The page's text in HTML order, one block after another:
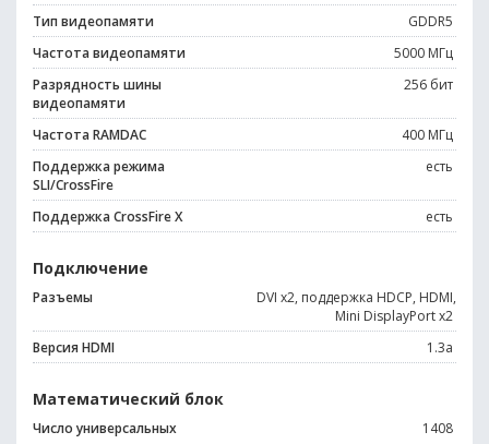
Тип видеопамяти
GDDR5
Частота видеопамяти
5000 МГц
Разрядность шины
видеопамяти
256 бит
Частота RAMDAC
400 МГц
Поддержка режима
SLI/CrossFire
есть
Поддержка CrossFire X есть
Подключение
Разъемы
DVI x2, поддержка HDCP, HDMI,
Mini DisplayPort x2
Версия HDMI
1.3a
Математический блок
Число универсальных
1408